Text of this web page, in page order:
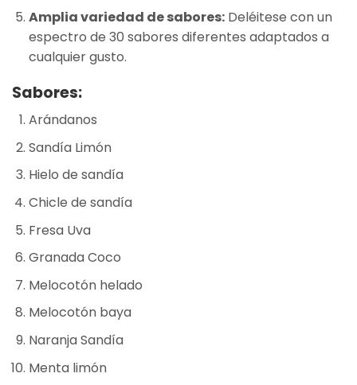
Amplia variedad de sabores:Deléitese con un
espectro de 30 sabores diferentes adaptados a
cualquier gusto.
Sabores:
Arándanos
Sandía Limón
Hielo de sandía
Chicle de sandía
Fresa Uva
Granada Coco
Melocotón helado
Melocotón baya
Naranja Sandía
Menta limón